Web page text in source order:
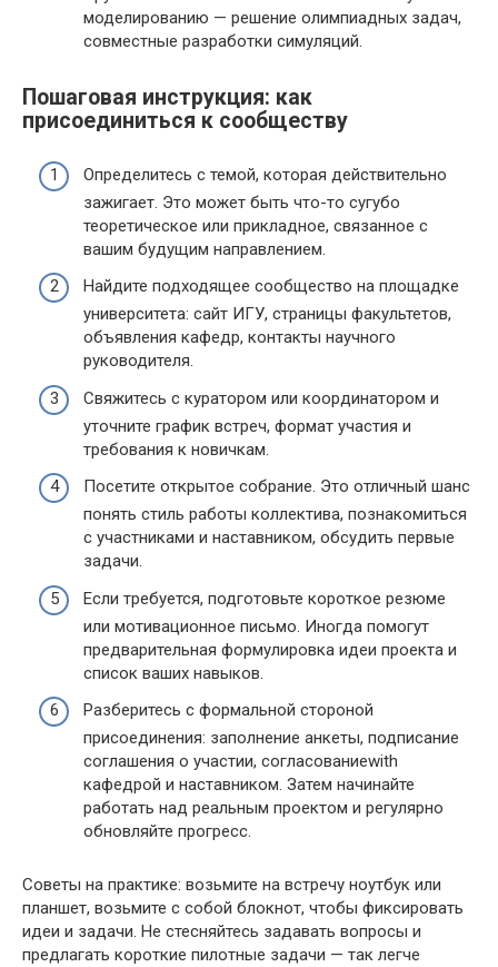
моделированию — решение олимпиадных задач,
совместные разработки симуляций.
Пошаговая инструкция: как
присоединиться к сообществу
Определитесь с темой, которая действительно
зажигает. Это может быть что-то сугубо
теоретическое или прикладное, связанное с
вашим будущим направлением.
Найдите подходящее сообщество на площадке
университета: сайт ИГУ, страницы факультетов,
объявления кафедр, контакты научного
руководителя.
Свяжитесь с куратором или координатором и
уточните график встреч, формат участия и
требования к новичкам.
Посетите открытое собрание. Это отличный шанс
понять стиль работы коллектива, познакомиться
с участниками и наставником, обсудить первые
задачи.
Если требуется, подготовьте короткое резюме
или мотивационное письмо. Иногда помогут
предварительная формулировка идеи проекта и
список ваших навыков.
Разберитесь с формальной стороной
присоединения: заполнение анкеты, подписание
соглашения о участии, согласованиеwith
кафедрой и наставником. Затем начинайте
работать над реальным проектом и регулярно
обновляйте прогресс.
Советы на практике: возьмите на встречу ноутбук или
планшет, возьмите с собой блокнот, чтобы фиксировать
идеи и задачи. Не стесняйтесь задавать вопросы и
предлагать короткие пилотные задачи — так легче